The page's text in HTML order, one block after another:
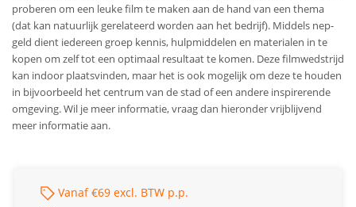
proberen om een leuke film te maken aan de hand van een thema
(dat kan natuurlijk gerelateerd worden aan het bedrijf). Middels nep-
geld dient iedereen groep kennis, hulpmiddelen en materialen in te
kopen om zelf tot een optimaal resultaat te komen. Deze filmwedstrijd
kan indoor plaatsvinden, maar het is ook mogelijk om deze te houden
in bijvoorbeeld het centrum van de stad of een andere inspirerende
omgeving. Wil je meer informatie, vraag dan hieronder vrijblijvend
meer informatie aan.
Vanaf €69 excl. BTW p.p.